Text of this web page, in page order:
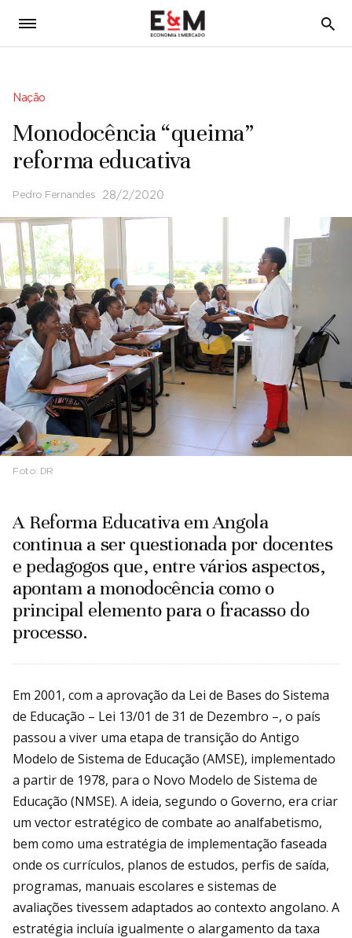
5
Nação
Monodocência “queima”
reforma educativa
Pedro Fernandes 28/2/2020
Foto: DR
A Reforma Educativa em Angola
continua a ser questionada por docentes
e pedagogos que, entre vários aspectos,
apontam a monodocência como o
principal elemento para o fracasso do
processo.
Em 2001, com a aprovação da Lei de Bases do Sistema
de Educação – Lei 13/01 de 31 de Dezembro –, o país
passou a viver uma etapa de transição do Antigo
Modelo de Sistema de Educação (AMSE), implementado
a partir de 1978, para o Novo Modelo de Sistema de
Educação (NMSE). A ideia, segundo o Governo, era criar
um vector estratégico de combate ao analfabetismo,
bem como uma estratégia de implementação faseada
onde os currículos, planos de estudos, perfis de saída,
programas, manuais escolares e sistemas de
avaliações tivessem adaptados ao contexto angolano. A
estratégia incluía igualmente o alargamento da taxa